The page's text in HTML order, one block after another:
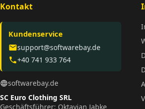
Kontakt
Kundenservice
emailsupport@softwarebay.de
phone+40 741 933 764
languagesoftwarebay.de
SC Euro Clothing SRL
Geschäftsführer: Oktavian Jabke